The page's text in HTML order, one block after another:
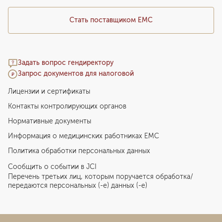
Стать поставщиком ЕМС
Задать вопрос гендиректору
Запрос документов для налоговой
Лицензии и сертификаты
Контакты контролирующих органов
Нормативные документы
Информация о медицинских работниках EMC
Политика обработки персональных данных
Сообщить о событии в JCI
Перечень третьих лиц, которым поручается обработка/
передаются персональных (-е) данных (-е)